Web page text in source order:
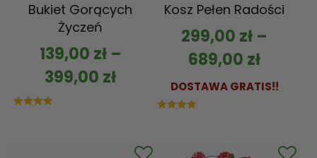
Bukiet Gorących
Życzeń
139,00 zł–
399,00 zł
Kosz Pełen Radości
299,00 zł –
689,00 zł
DOSTAWA GRATIS!!